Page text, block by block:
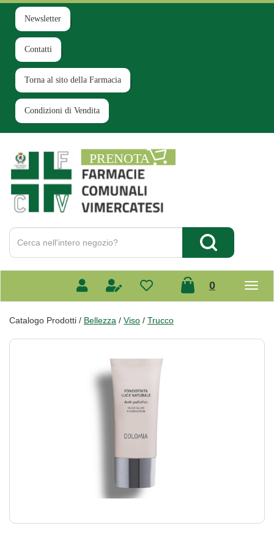
Passa
contenuto
principale
Newsletter
Contatti
Torna al sito della Farmacia
Condizioni di Vendita
Farmacia
Comunale
Cerca
Prodotto
Cerca Prodotto
0prodotti
Catalogo Prodotti / Bellezza / Viso / Trucco